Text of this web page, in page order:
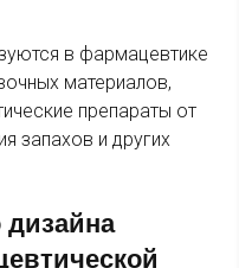
в фармацевтике
материалов,
препараты от
запахов и других